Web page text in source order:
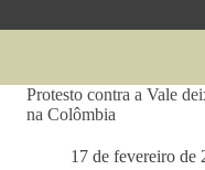
Protesto contra a Vale
na Colômbia
17 de fevereiro de